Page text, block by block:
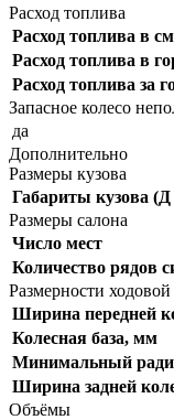
Расход топлива
Расход топлива в
Расход топлива в
Расход топлива за
Запасное колесо
да
Дополнительно
Размеры кузова
Габариты кузова
Размеры салона
Число мест
Количество рядов
Размерности ходовой
Ширина передней
Колесная база, мм
Минимальный
Ширина задней
Объёмы